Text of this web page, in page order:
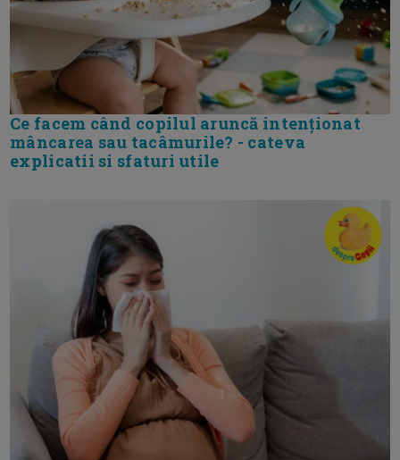
Ce facem când copilul aruncă intenționat
mâncarea sau tacâmurile? - cateva
explicatii si sfaturi utile